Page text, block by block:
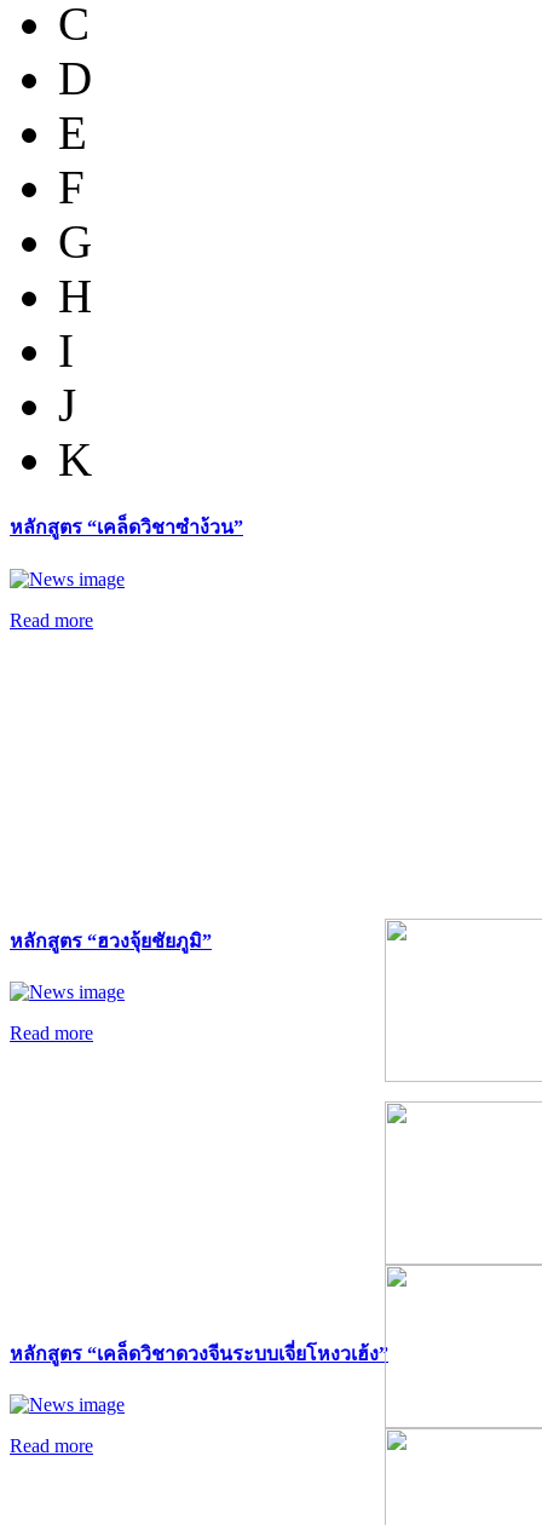
C
D
E
F
G
H
I
J
K
หลักสูตร “เคล็ดวิชาซำง้วน”
Read more
หลักสูตร “ฮวงจุ้ยชัยภูมิ”
Read more
หลักสูตร “เคล็ดวิชาดวงจีนระบบเจี่ยโหงวเฮ้ง”
Read more